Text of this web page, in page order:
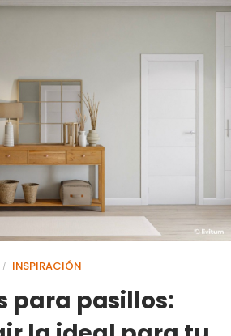
/ INSPIRACIÓN
para pasillos: